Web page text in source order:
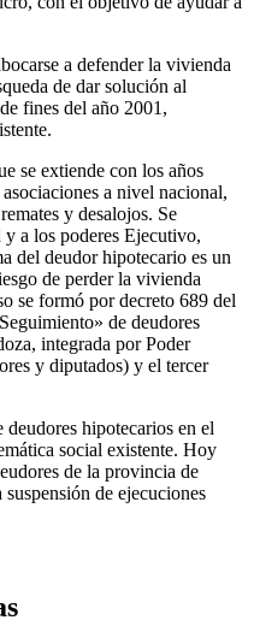
a defender la vivienda
de dar solución al
fines del año 2001,
se extiende con los años
a nivel nacional,
y desalojos. Se
a los poderes Ejecutivo,
del deudor hipotecario es un
de perder la vivienda
se formó por decreto 689 del
de deudores
integrada por Poder
y diputados) y el tercer
hipotecarios en el
social existente. Hoy
de la provincia de
de ejecuciones